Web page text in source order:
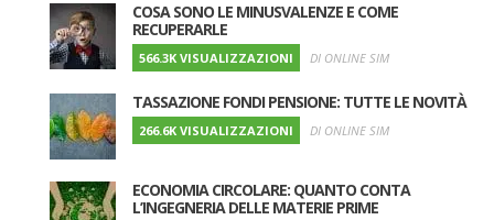
COSA SONO LE MINUSVALENZE E COME
RECUPERARLE
566.3K VISUALIZZAZIONI DI ONLINE SIM
TASSAZIONE FONDI PENSIONE: TUTTE LE NOVITÀ
266.6K VISUALIZZAZIONI DI ONLINE SIM
ECONOMIA CIRCOLARE: QUANTO CONTA
L’INGEGNERIA DELLE MATERIE PRIME